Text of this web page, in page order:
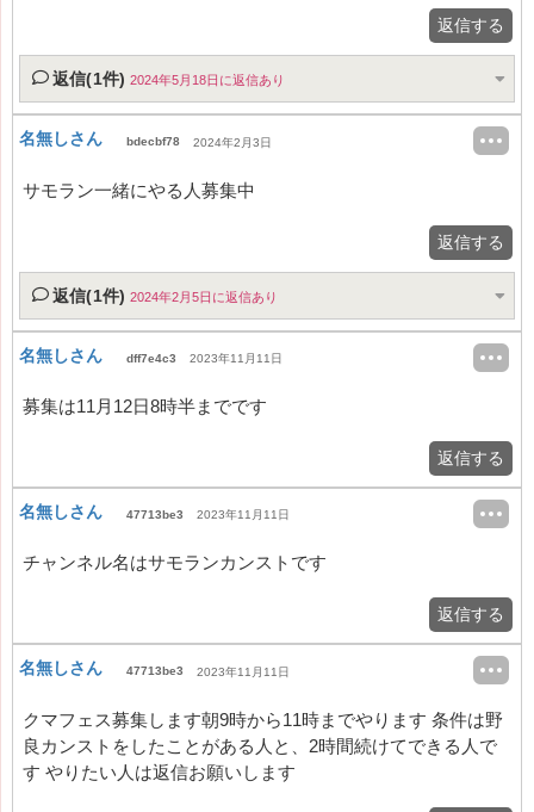
返信する
返信(1件) 2024年5月18日に返信あり
名無しさん bdecbf78 2024年2月3日
サモラン一緒にやる人募集中
返信する
返信(1件) 2024年2月5日に返信あり
名無しさん dff7e4c3 2023年11月11日
募集は11月12日8時半までです
返信する
名無しさん 47713be3 2023年11月11日
チャンネル名はサモランカンストです
返信する
名無しさん 47713be3 2023年11月11日
クマフェス募集します朝9時から11時までやります 条件は野
良カンストをしたことがある人と、2時間続けてできる人で
す やりたい人は返信お願いします